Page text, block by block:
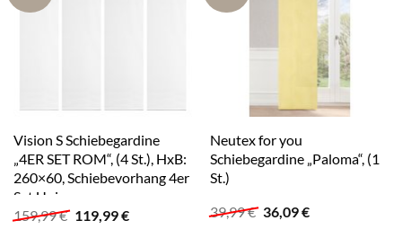
Vision S Schiebegardine
„4ER SET ROM“, (4 St.), HxB:
260×60, Schiebevorhang 4er
Set Uni
159,99€ Ursprünglicher
Preis
119,99€Aktueller
Neutex for you
Schiebegardine „Paloma“, (1
St.)
39,99€ Ursprünglicher
Preis
36,09€Aktueller